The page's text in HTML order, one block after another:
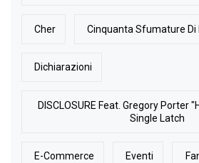
Cher Cinquanta Sfumature Di
Dichiarazioni
DISCLOSURE Feat. Gregory Porter
Single Latch
E-Commerce Eventi